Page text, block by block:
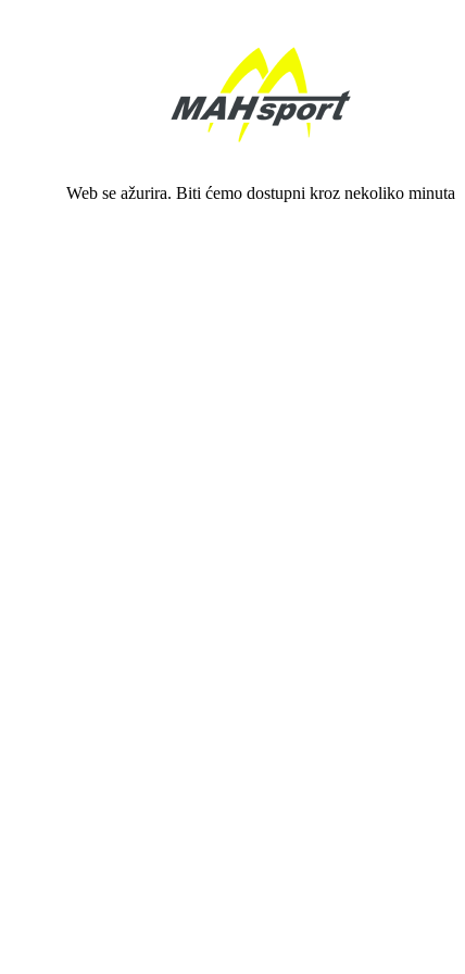
Web se ažurira. Biti ćemo dostupni kroz nekoliko minuta